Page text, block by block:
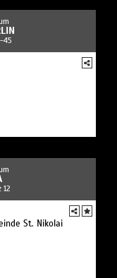
45
12
St. Nikolai